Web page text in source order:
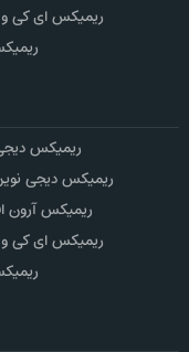
ریمیکس ای کی و
ریمیکس
ریمیکس دیجی
ریمیکس آرون
ریمیکس ای کی و